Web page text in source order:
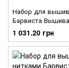
Набор для
Барвиста
заготовки
вышиванки
ПЛ118кБннннi
1 031.20 грн